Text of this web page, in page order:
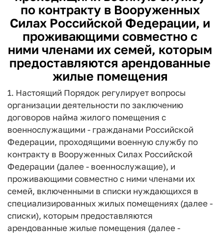
по контракту в Вооруженных
Силах Российской Федерации, и
проживающими совместно с
ними членами их семей, которым
предоставляются арендованные
жилые помещения
1. Настоящий Порядок регулирует вопросы
организации деятельности по заключению
договоров найма жилого помещения с
военнослужащими - гражданами Российской
Федерации, проходящими военную службу по
контракту в Вооруженных Силах Российской
Федерации (далее - военнослужащие), и
проживающими совместно с ними членами их
семей, включенными в списки нуждающихся в
специализированных жилых помещениях (далее -
списки), которым предоставляются
арендованные жилые помещения (далее -